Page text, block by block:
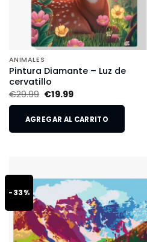
ANIMALES
Pintura Diamante – Luz de
cervatillo
€29.99 €19.99
AGREGAR AL CARRITO
-33%